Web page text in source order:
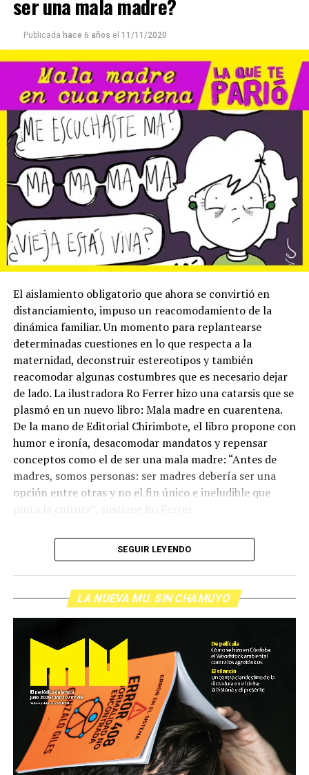
ser una mala madre?
Publicada hace 6 años el 11/11/2020
El aislamiento obligatorio que ahora se convirtió en
distanciamiento, impuso un reacomodamiento de la
dinámica familiar. Un momento para replantearse
determinadas cuestiones en lo que respecta a la
maternidad, deconstruir estereotipos y también
reacomodar algunas costumbres que es necesario dejar
de lado. La ilustradora Ro Ferrer hizo una catarsis que se
plasmó en un nuevo libro: Mala madre en cuarentena.
De la mano de Editorial Chirimbote, el libro propone con
humor e ironía, desacomodar mandatos y repensar
conceptos como el de ser una mala madre: “Antes de
madres, somos personas: ser madres debería ser una
opción entre otras y no el fin único e ineludible que
En este nuevo programa de La que te parió, maternidad
en cuarentena, cómo lidiar con la culpa y el humor
como herramienta de nuevas construcciones.
Escuchá el programa completo y descargalo para tu
radio.
Descargar el archivo de audio
SEGUIR LEYENDO
LA NUEVA MU. SIN CHAMUYO